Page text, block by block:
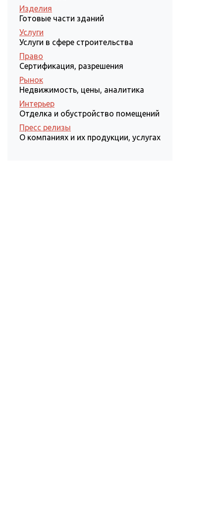
Изделия
Готовые части зданий
Услуги
Услуги в сфере строительства
Право
Сертификация, разрешения
Рынок
Недвижимость, цены, аналитика
Интерьер
Отделка и обустройство помещений
Пресс релизы
О компаниях и их продукции, услугах